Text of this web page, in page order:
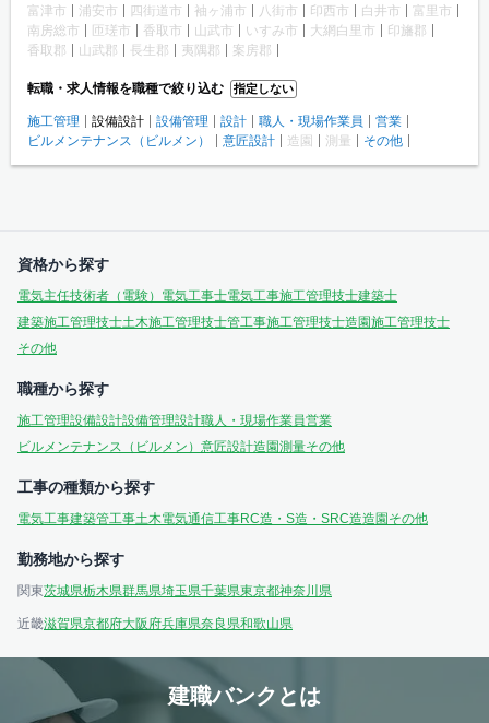
富津市
浦安市 四街道市 袖ヶ浦市 八街市 印西市 白井市
富里市
南房総市
匝瑳市 香取市 山武市 いすみ市 大網白里市
印旛郡
香取郡
山武郡 長生郡 夷隅郡 案房郡
転職・求人情報を職種で絞り込む 指定しない
施工管理 設備設計 設備管理 設計 職人・現場作業員
営業
ビルメンテナンス（ビルメン）
意匠設計 造園 測量 その他
資格から探す
電気主任技術者（電験） 電気工事士電気工事施工管理技士建築士
建築施工管理技士土木施工管理技士管工事施工管理技士造園施工管理技士
その他
職種から探す
施工管理設備設計設備管理設計職人・現場作業員営業
ビルメンテナンス（ビルメン） 意匠設計造園測量その他
工事の種類から探す
電気工事建築管工事土木電気通信工事RC造・S造・SRC造造園 その他
勤務地から探す
関東茨城県栃木県群馬県埼玉県千葉県東京都神奈川県
近畿滋賀県京都府大阪府兵庫県奈良県和歌山県
建職バンクとは